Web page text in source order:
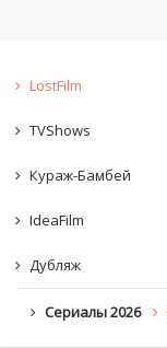
LostFilm
TVShows
Кураж-Бамбей
IdeaFilm
Дубляж
Сериалы 2026